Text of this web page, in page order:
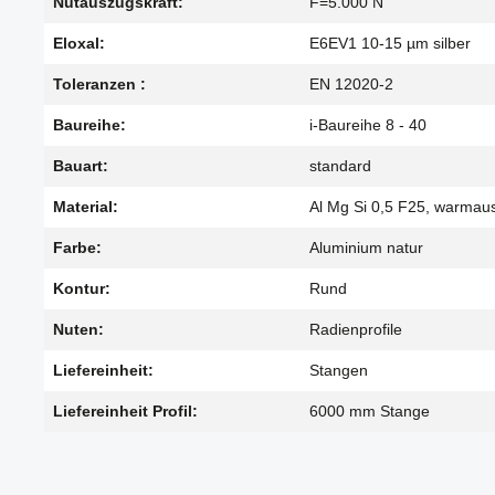
Eloxal: E6EV1 10-15 µm silber
Toleranzen : EN 12020-2
Baureihe: i-Baureihe 8 - 40
Bauart: standard
Material: Al Mg Si 0,5 F25,
Farbe: Aluminium natur
Kontur: Rund
Nuten: Radienprofile
Liefereinheit: Stangen
Liefereinheit Profil: 6000 mm Stange